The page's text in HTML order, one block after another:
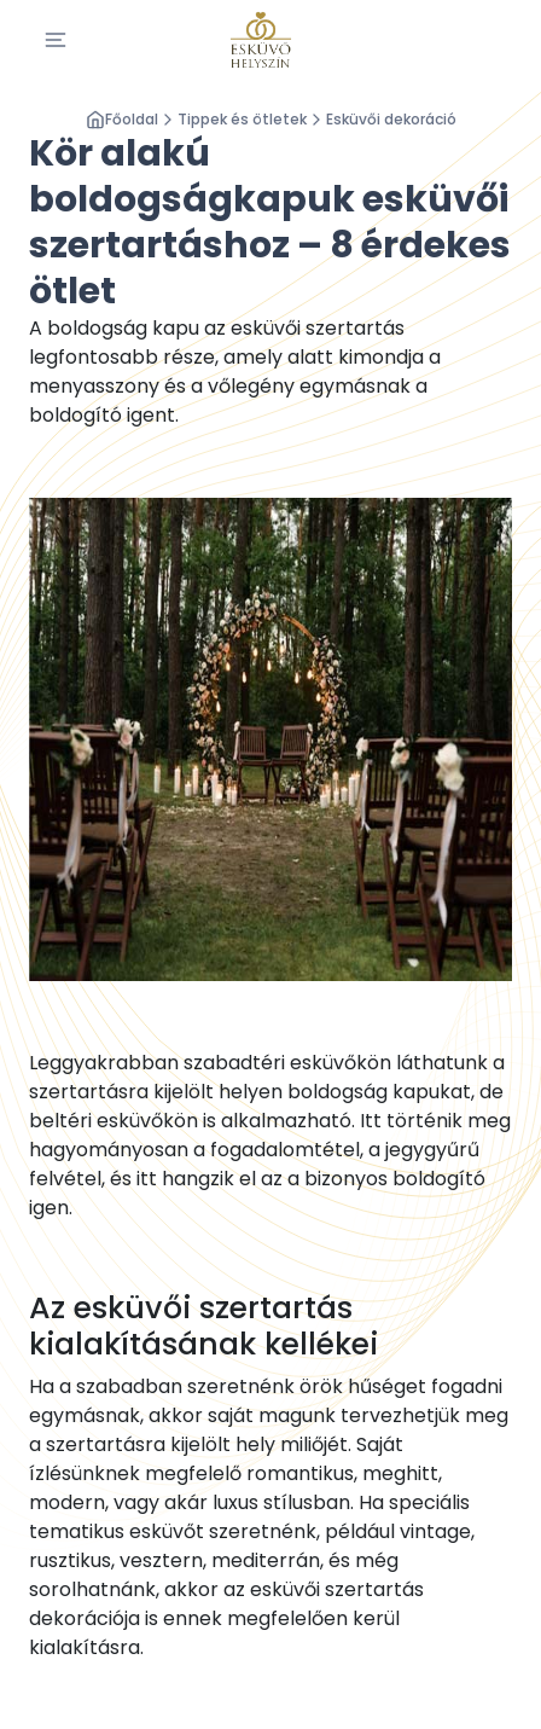
Főoldal Tippek és ötletek Esküvői dekoráció
Kör alakú
boldogságkapuk esküvői
szertartáshoz – 8 érdekes
ötlet
A boldogság kapu az esküvői szertartás
legfontosabb része, amely alatt kimondja a
menyasszony és a vőlegény egymásnak a
boldogító igent.
Leggyakrabban szabadtéri esküvőkön láthatunk a
szertartásra kijelölt helyen boldogság kapukat, de
beltéri esküvőkön is alkalmazható. Itt történik meg
hagyományosan a fogadalomtétel, a jegygyűrű
felvétel, és itt hangzik el az a bizonyos boldogító
igen.
Az esküvői szertartás
kialakításának kellékei
Ha a szabadban szeretnénk örök hűséget fogadni
egymásnak, akkor saját magunk tervezhetjük meg
a szertartásra kijelölt hely miliőjét. Saját
ízlésünknek megfelelő romantikus, meghitt,
modern, vagy akár luxus stílusban. Ha speciális
tematikus esküvőt szeretnénk, például vintage,
rusztikus, vesztern, mediterrán, és még
sorolhatnánk, akkor az esküvői szertartás
dekorációja is ennek megfelelően kerül
kialakításra.